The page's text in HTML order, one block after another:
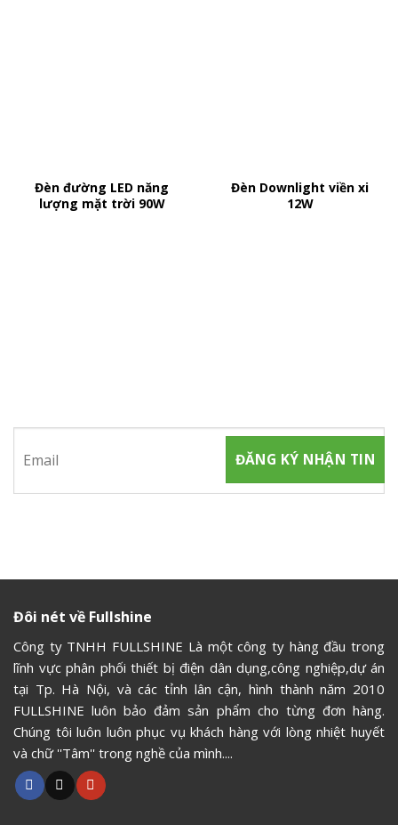
Đèn đường LED năng
lượng mặt trời 90W
Đèn Downlight viền xi
12W
Đôi nét về Fullshine
Công ty TNHH FULLSHINE Là một công ty hàng đầu trong
lĩnh vực phân phối thiết bị điện dân dụng,công nghiệp,dự án
tại Tp. Hà Nội, và các tỉnh lân cận, hình thành năm 2010
FULLSHINE luôn bảo đảm sản phẩm cho từng đơn hàng.
Chúng tôi luôn luôn phục vụ khách hàng với lòng nhiệt huyết
và chữ ''Tâm'' trong nghề của mình....